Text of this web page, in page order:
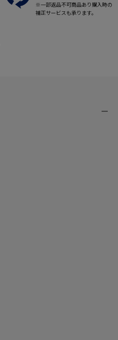
※一部返品不可商品あり購入時の
補正サービスも承ります。